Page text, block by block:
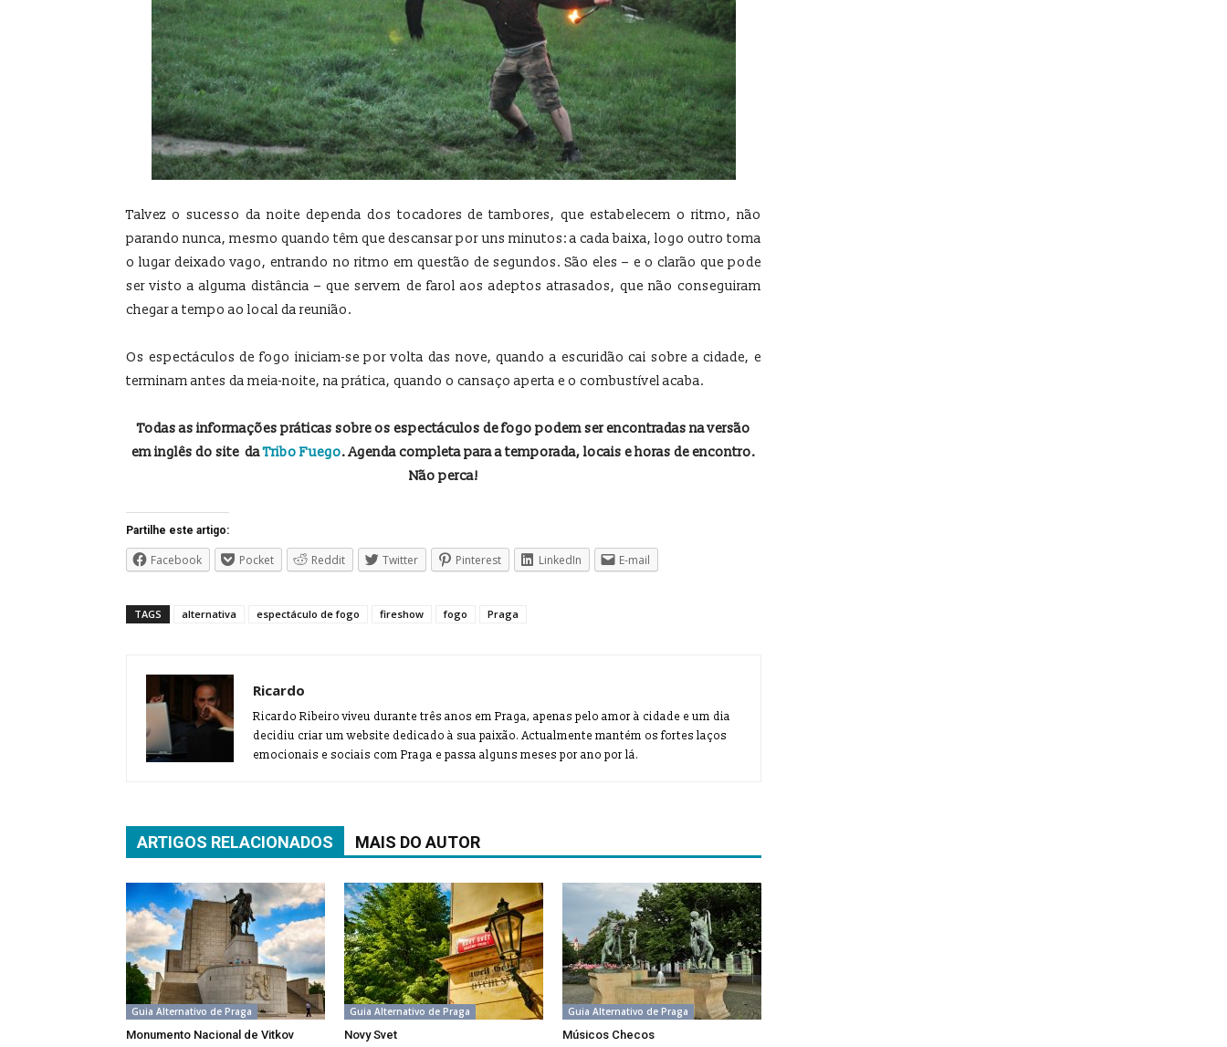
Talvez o sucesso da noite dependa dos tocadores de tambores, que estabelecem o ritmo, não
parando nunca, mesmo quando têm que descansar por uns minutos: a cada baixa, logo outro toma
o lugar deixado vago, entrando no ritmo em questão de segundos. São eles – e o clarão que pode
ser visto a alguma distância – que servem de farol aos adeptos atrasados, que não conseguiram
chegar a tempo ao local da reunião.
Os espectáculos de fogo iniciam-se por volta das nove, quando a escuridão cai sobre a cidade, e
terminam antes da meia-noite, na prática, quando o cansaço aperta e o combustível acaba.
Todas as informações práticas sobre os espectáculos de fogo podem ser encontradas na versão
em inglês do site daTribo Fuego. Agenda completa para a temporada, locais e horas de encontro.
Não perca!
Partilhe este artigo:
Facebook Pocket Reddit Twitter Pinterest LinkedIn E-mail
TAGS alternativa espectáculo de fogo fireshow fogo Praga
Ricardo
Ricardo Ribeiro viveu durante três anos em Praga, apenas pelo amor à cidade e um dia
decidiu criar um website dedicado à sua paixão. Actualmente mantém os fortes laços
emocionais e sociais com Praga e passa alguns meses por ano por lá.
ARTIGOS RELACIONADOS MAIS DO AUTOR
Guia Alternativo de Praga
Monumento Nacional de Vitkov
Guia Alternativo de Praga
Novy Svet
Guia Alternativo de Praga
Músicos Checos